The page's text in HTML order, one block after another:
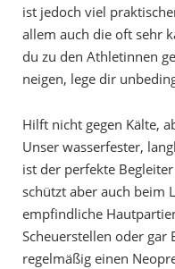
ist jedoch viel
allem auch die oft sehr
du zu den Athletinnen
neigen, lege dir
Hilft nicht gegen Kälte,
Unser wasserfester,
ist der perfekte
schützt aber auch beim
empfindliche
Scheuerstellen oder gar
regelmäßig einen